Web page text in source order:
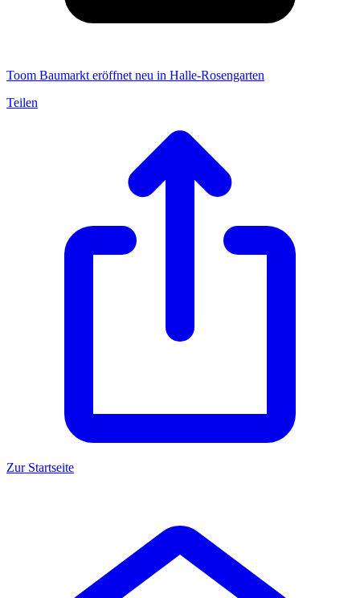
Toom Baumarkt eröffnet neu in Halle-Rosengarten
Teilen
Zur Startseite